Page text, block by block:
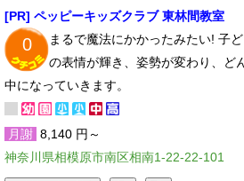
[PR] ペッピーキッズクラブ 東林間教室
0
まるで魔法にかかったみたい! 子
の表情が輝き、姿勢が変わり、ど
中になっていきます。
月謝 8,140 円～
神奈川県相模原市南区相南1-22-22-101